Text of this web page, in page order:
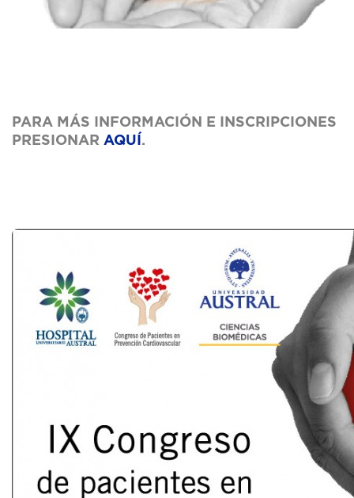
PARA MÁS INFORMACIÓN E INSCRIPCIONES
PRESIONAR AQUÍ .